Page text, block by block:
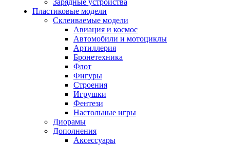
Зарядные устройства
Пластиковые модели
Склеиваемые модели
Авиация и космос
Автомобили и мотоциклы
Артиллерия
Бронетехника
Флот
Фигуры
Строения
Игрушки
Фентези
Настольные игры
Диорамы
Дополнения
Аксессуары